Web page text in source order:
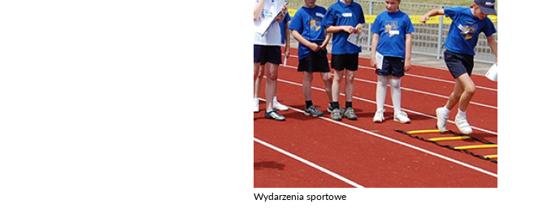
Wydarzenia sportowe